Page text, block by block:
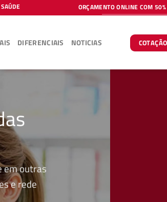
ORÇAMENTO ONLINE COM
DIFERENCIAIS NOTICIAS
em outras
e rede